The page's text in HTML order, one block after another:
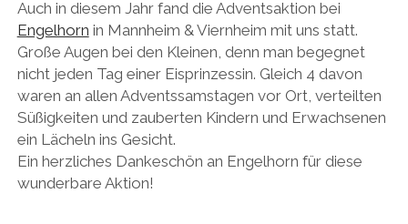
Auch in diesem Jahr fand die Adventsaktion bei
Engelhorn in Mannheim & Viernheim mit uns statt.
Große Augen bei den Kleinen, denn man begegnet
nicht jeden Tag einer Eisprinzessin. Gleich 4 davon
waren an allen Adventssamstagen vor Ort, verteilten
Süßigkeiten und zauberten Kindern und Erwachsenen
ein Lächeln ins Gesicht.
Ein herzliches Dankeschön an Engelhorn für diese
wunderbare Aktion!